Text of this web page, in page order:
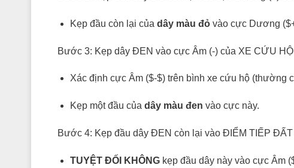
Kẹp đầu còn lại của dây màu đỏvào cực Dương (
Bước 3: Kẹp dây ĐEN vào cực Âm (-) của XE CỨU
Xác định cực Âm ($-$) trên bình xe cứu hộ (thường
Kẹp một đầu của dây màu đen vào cực này.
Bước 4: Kẹp đầu dây ĐEN còn lại vào ĐIỂM TIẾP
TUYỆT ĐỐI KHÔNGkẹp đầu dây này vào cực Âm (